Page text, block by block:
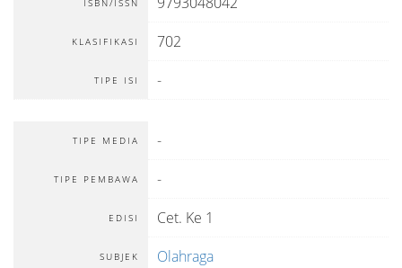
ISBN/ISSN
KLASIFIKASI 702
TIPE ISI -
TIPE MEDIA -
TIPE PEMBAWA -
EDISI Cet. Ke 1
SUBJEK Olahraga